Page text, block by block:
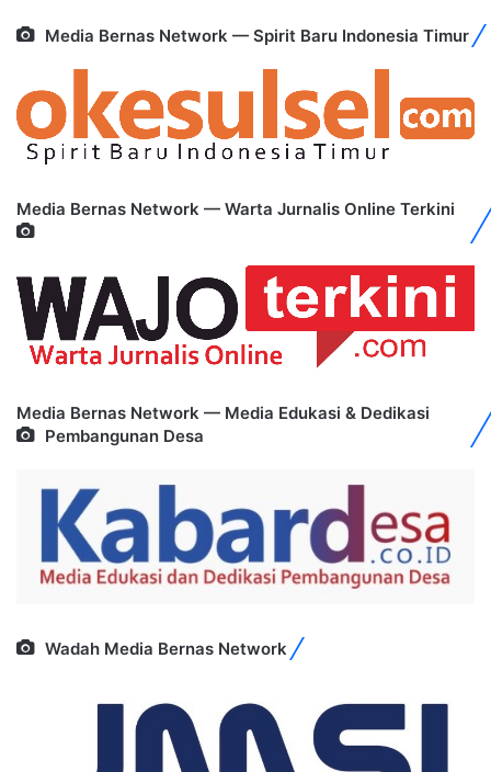
Media Bernas Network — Spirit Baru Indonesia Timur
Media Bernas Network — Warta Jurnalis Online Terkini
Media Bernas Network — Media Edukasi & Dedikasi
Pembangunan Desa
Wadah Media Bernas Network